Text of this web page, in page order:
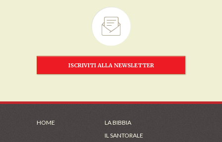
ISCRIVITI ALLA NEWSLETTER
HOME LA BIBBIA
IL SANTORALE